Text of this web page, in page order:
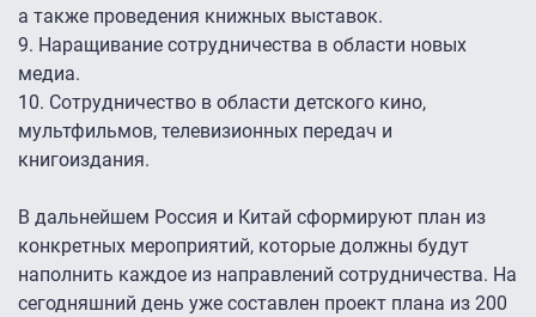
а также проведения книжных выставок.
9. Наращивание сотрудничества в области новых
медиа.
10. Сотрудничество в области детского кино,
мультфильмов, телевизионных передач и
книгоиздания.
В дальнейшем Россия и Китай сформируют план из
конкретных мероприятий, которые должны будут
наполнить каждое из направлений сотрудничества. На
сегодняшний день уже составлен проект плана из 200